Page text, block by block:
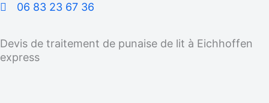
06 83 23 67 36
Devis de traitement de punaise de lit à Eichhoffen
express